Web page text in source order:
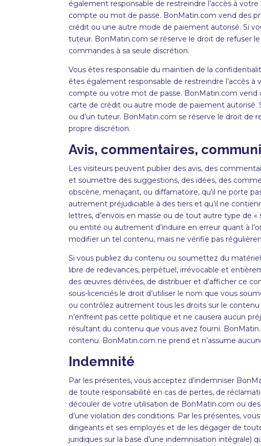
également responsable de restreindre l’accès à
compte ou mot de passe. BonMatin.com vend des
crédit ou une autre mode de paiement autorisé. Si
tuteur. BonMatin.com se réserve le droit de refuser
commandes à sa seule discrétion.
Vous êtes responsable du maintien de la
êtes également responsable de restreindre l’accès
compte ou votre mot de passe. BonMatin.com
carte de crédit ou autre mode de paiement autorisé.
ou d’un tuteur. BonMatin.com se réserve le droit
propre discrétion.
Avis, commentaires,
Les visiteurs peuvent publier des avis, des
et soumettre des suggestions, des idées, des
obscène, menaçant, ou diffamatoire, qu’il ne porte
autrement préjudiciable à des tiers et qu’il ne
lettres, d’envois en masse ou de tout autre type de «
ou entité ou autrement d’induire en erreur quant à
modifier un tel contenu, mais ne vérifie pas
Si vous publiez du contenu ou soumettez du
libre de redevances, perpétuel, irrévocable et
des œuvres dérivées, de distribuer et d’afficher ce
sous-licenciés le droit d’utiliser le nom que vous
ou contrôlez autrement tous les droits sur le
n’enfreint pas cette politique et ne causera aucun
résultant du contenu que vous avez fourni. BonMatin
contenu. BonMatin.com ne prend et n’assume
Indemnité
Par les présentes, vous acceptez d’indemniser
de toute responsabilité en cas de pertes, de
découler de votre utilisation de BonMatin.com ou
d’une violation des conditions. Par les présentes,
dirigeants et ses employés et de les dégager de
juridiques sur la base d’une indemnisation